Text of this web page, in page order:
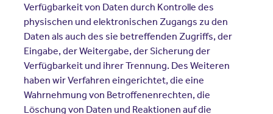
Verfügbarkeit von Daten durch Kontrolle des
physischen und elektronischen Zugangs zu den
Daten als auch des sie betreffenden Zugriffs, der
Eingabe, der Weitergabe, der Sicherung der
Verfügbarkeit und ihrer Trennung. Des Weiteren
haben wir Verfahren eingerichtet, die eine
Wahrnehmung von Betroffenenrechten, die
Löschung von Daten und Reaktionen auf die